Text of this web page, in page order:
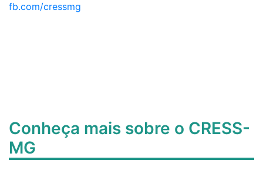
fb.com/cressmg
Conheça mais sobre o CRESS-
MG